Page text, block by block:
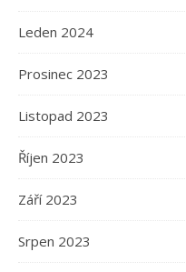
Leden 2024
Prosinec 2023
Listopad 2023
Říjen 2023
Září 2023
Srpen 2023